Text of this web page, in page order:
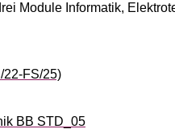
Module Informatik,
22-FS/25)
BB STD_05